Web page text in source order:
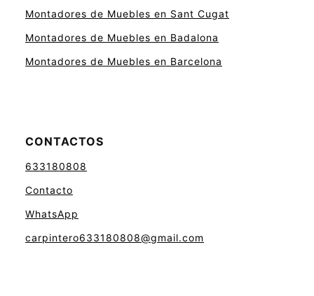
Montadores de Muebles en Sant Cugat
Montadores de Muebles en Badalona
Montadores de Muebles en Barcelona
CONTACTOS
633180808
Contacto
WhatsApp
carpintero633180808@gmail.com